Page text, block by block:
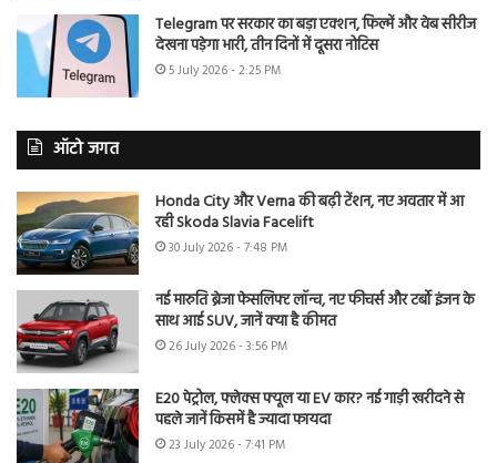
Telegram पर सरकार का बड़ा एक्शन, फिल्में और वेब सीरीज
देखना पड़ेगा भारी, तीन दिनों में दूसरा नोटिस
5 July 2026 - 2:25 PM
ऑटो जगत
Honda City और Verna की बढ़ी टेंशन, नए अवतार में आ
रही Skoda Slavia Facelift
30 July 2026 - 7:48 PM
नई मारुति ब्रेजा फेसलिफ्ट लॉन्च, नए फीचर्स और टर्बो इंजन के
साथ आई SUV, जानें क्या है कीमत
26 July 2026 - 3:56 PM
E20 पेट्रोल, फ्लेक्स फ्यूल या EV कार? नई गाड़ी खरीदने से
पहले जानें किसमें है ज्यादा फायदा
23 July 2026 - 7:41 PM